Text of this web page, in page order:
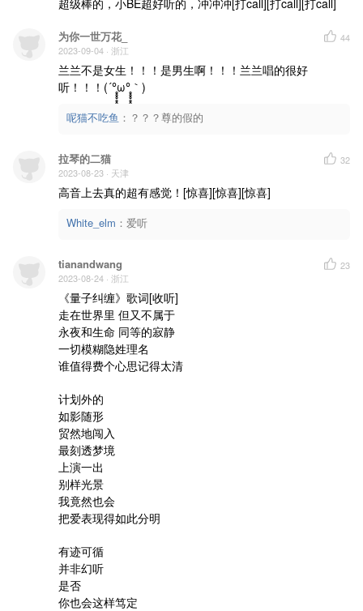
落款就以烙印替代
鉴真方式是剖白
听闻 躲不开 量子纠缠
为你一世万花_
2023-09-04 · 浙江
44
兰兰不是女生！！！是男生啊！！！兰兰唱的很好
听！！！(´°̥̥̥̥̥̥̥̥ω°̥̥̥̥̥̥̥̥｀)
呢猫不吃鱼 ： ？？？尊的假的
拉琴的二猫
2023-08-23 · 天津
32
高音上去真的超有感觉！[惊喜][惊喜][惊喜]
White_elm ： 爱听
tianandwang
2023-08-24 · 浙江
23
《量子纠缠》歌词[收听]
走在世界里 但又不属于
永夜和生命 同等的寂静
一切模糊隐姓理名
谁值得费个心思记得太清
计划外的
如影随形
贸然地闯入
最刻透梦境
上演一出
别样光景
我竟然也会
把爱表现得如此分明
有迹可循
并非幻听
是否
你也会这样笃定